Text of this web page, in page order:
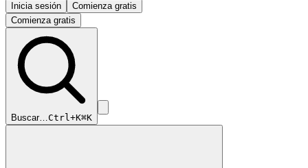
Inicia sesión
Comienza gratis
Comienza gratis
Buscar…Ctrl+K⌘K